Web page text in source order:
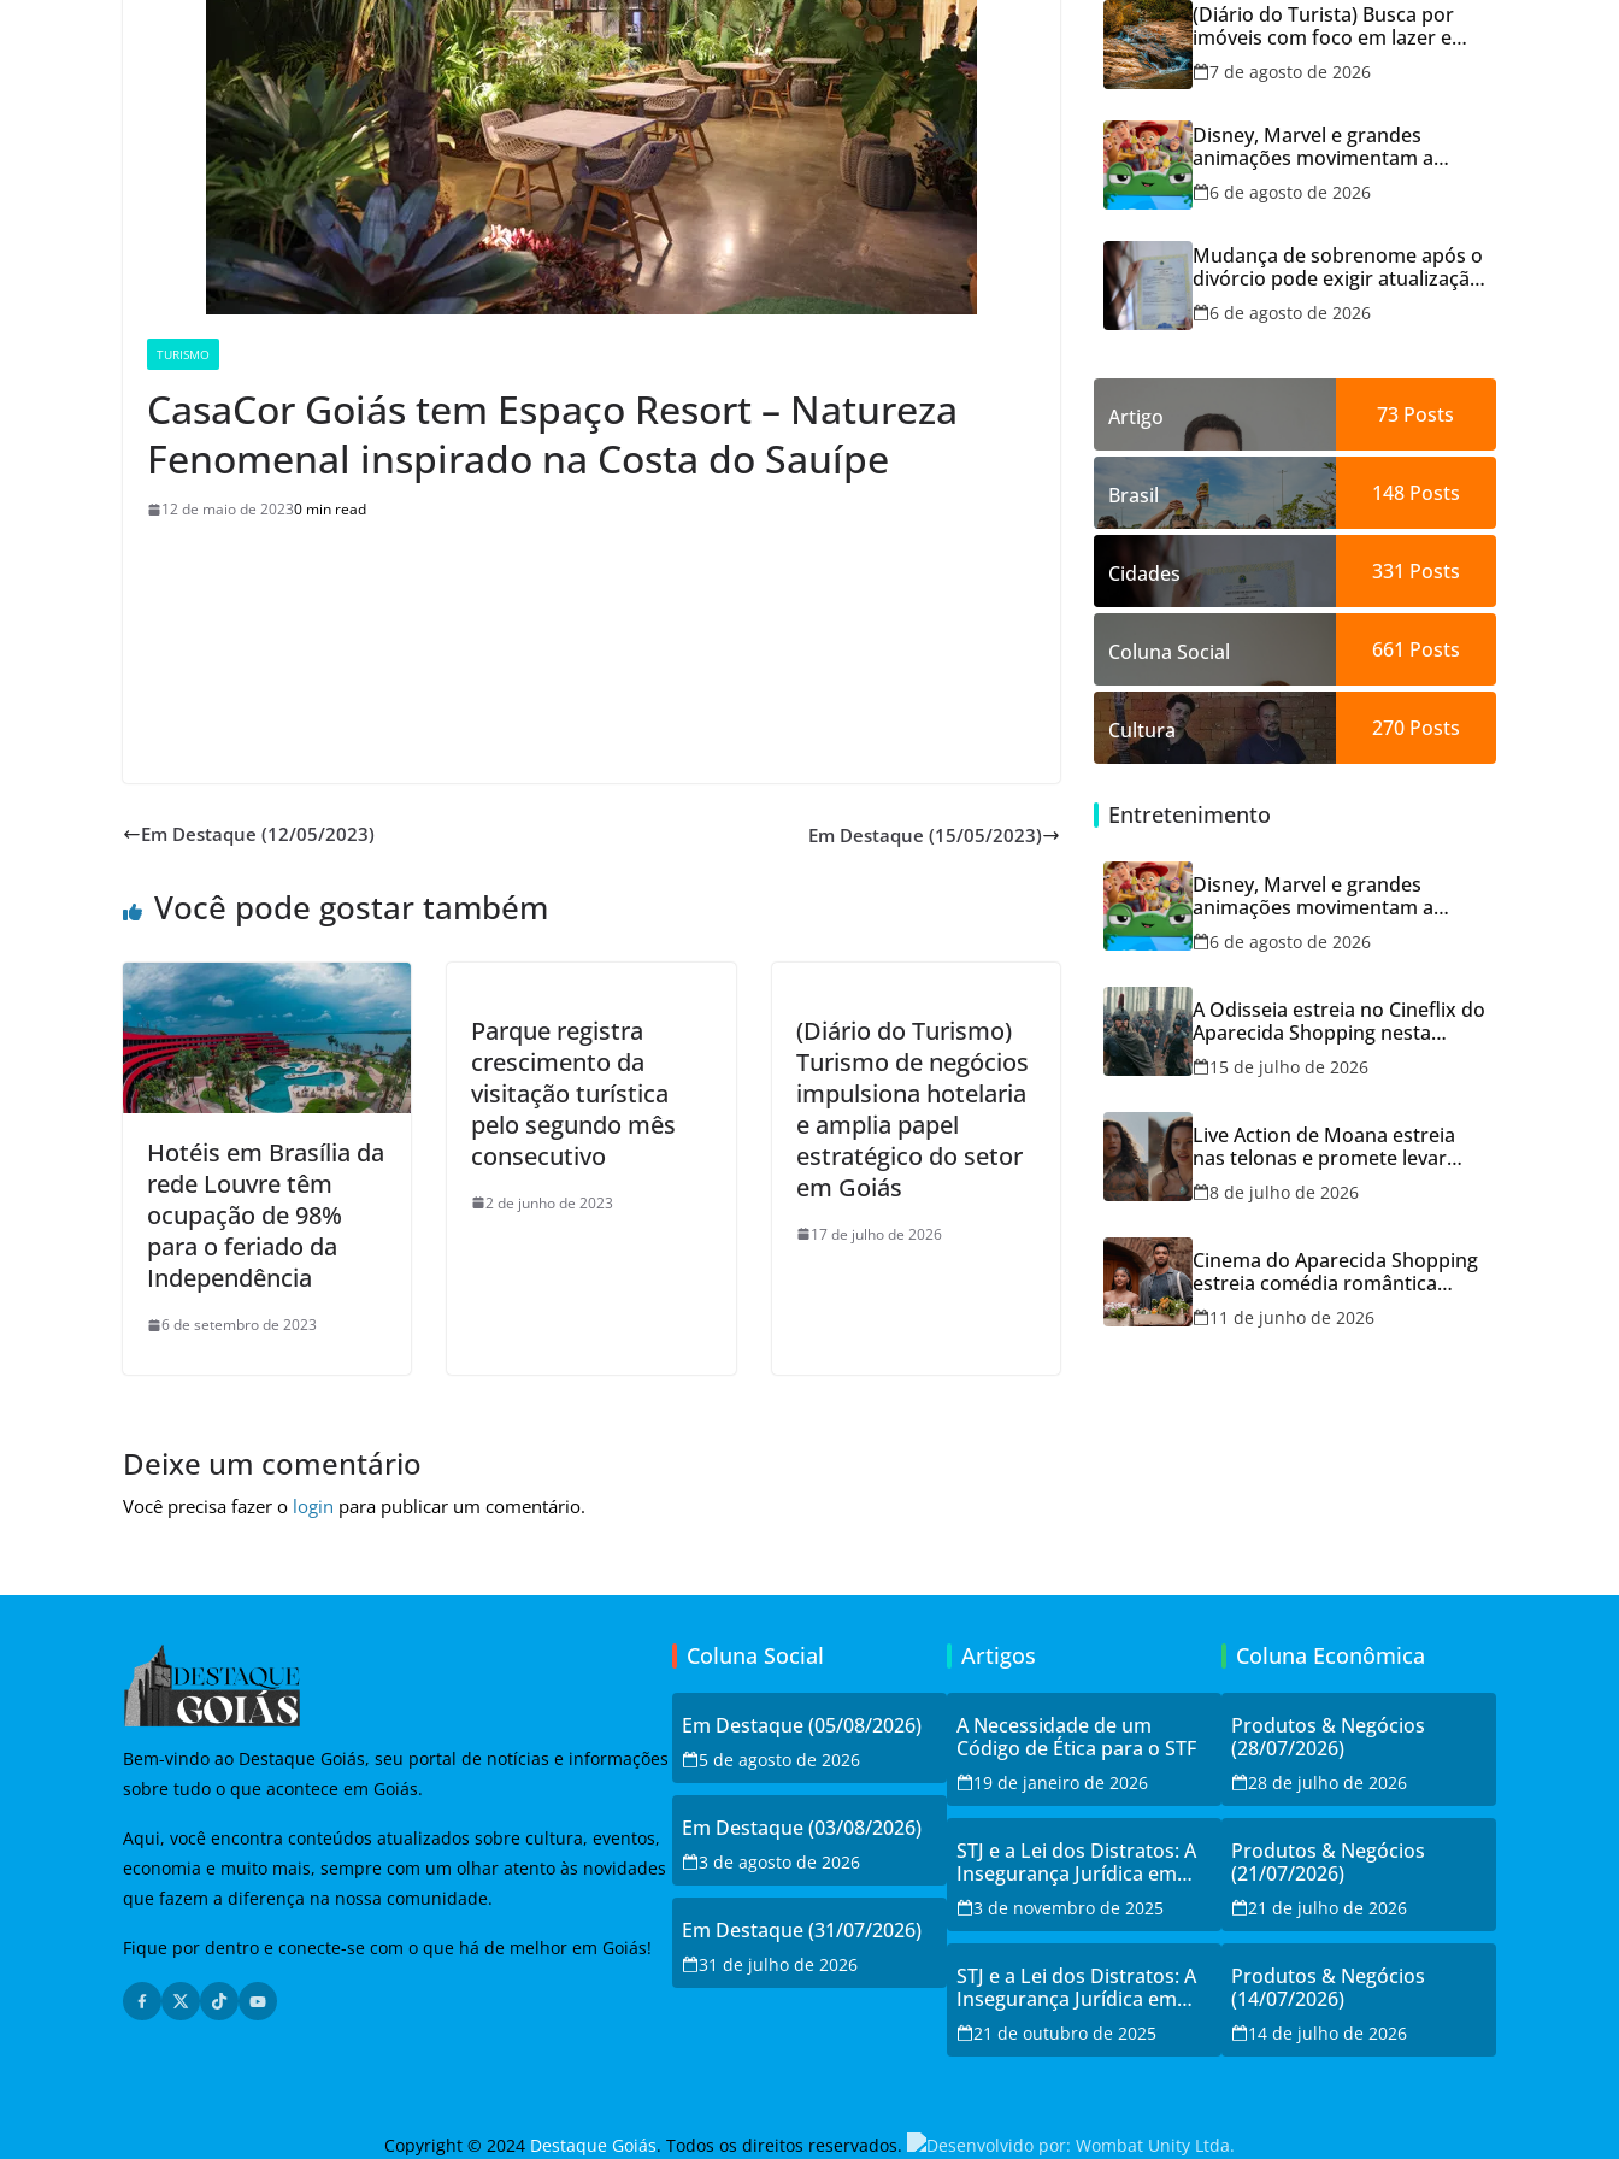
TURISMO
CasaCor Goiás tem Espaço Resort – Natureza
Fenomenal inspirado na Costa do Sauípe
12 de maio de 20230 min read
Em Destaque (12/05/2023) Em Destaque (15/05/2023)
Você pode gostar também
Hotéis em Brasília da
rede Louvre têm
ocupação de 98%
para o feriado da
Independência
6 de setembro de 2023
Parque registra
crescimento da
visitação turística
pelo segundo mês
consecutivo
2 de junho de 2023
(Diário do Turismo)
Turismo de negócios
impulsiona hotelaria
e amplia papel
estratégico do setor
em Goiás
17 de julho de 2026
Deixe um comentário
Você precisa fazer o login para publicar um comentário.
(Diário do Turista) Busca por
imóveis com foco em lazer e
locação por temporada cresce
no Brasil
7 de agosto de 2026
Disney, Marvel e grandes
animações movimentam a
programação do Cineflix do
Aparecida Shopping
6 de agosto de 2026
Mudança de sobrenome após o
divórcio pode exigir atualização
dos documentos dos filhos
para evitar transtornos
6 de agosto de 2026
Artigo 73 Posts
Brasil 148Posts
Cidades 331 Posts
Coluna Social 661 Posts
Cultura 270Posts
Entretenimento
Disney, Marvel e grandes
animações movimentam a
programação do Cineflix do
Aparecida Shopping
6 de agosto de 2026
A Odisseia estreia no Cineflix do
Aparecida Shopping nesta
quinta, 16
15 de julho de 2026
Live Action de Moana estreia
nas telonas e promete levar
aventura e emoção ao Cineflix
do Aparecida Shopping
8 de julho de 2026
Cinema do Aparecida Shopping
estreia comédia romântica
ambientada na Itália, hoje e
lança promoção para o Dia dos
11 de junho de 2026
Bem-vindo ao Destaque Goiás, seu portal de notícias e informações
sobre tudo o que acontece em Goiás.
Aqui, você encontra conteúdos atualizados sobre cultura, eventos,
economia e muito mais, sempre com um olhar atento às novidades
que fazem a diferença na nossa comunidade.
Fique por dentro e conecte-se com o que há de melhor em Goiás!
Coluna Social
Em Destaque (05/08/2026)
5 de agosto de 2026
Em Destaque (03/08/2026)
3 de agosto de 2026
Em Destaque (31/07/2026)
31 de julho de 2026
Artigos
A Necessidade de um
Código de Ética para o STF
19 de janeiro de 2026
STJ e a Lei dos Distratos: A
Insegurança Jurídica em
Debate e a Resistência à
Modernização
3 de novembro de 2025
STJ e a Lei dos Distratos: A
Insegurança Jurídica em
Debate e a Resistência à
Modernização
21 de outubro de 2025
Coluna Econômica
Produtos & Negócios
(28/07/2026)
28 de julho de 2026
Produtos & Negócios
(21/07/2026)
21 de julho de 2026
Produtos & Negócios
(14/07/2026)
14 de julho de 2026
Copyright © 2024 Destaque Goiás. Todos os direitos reservados.